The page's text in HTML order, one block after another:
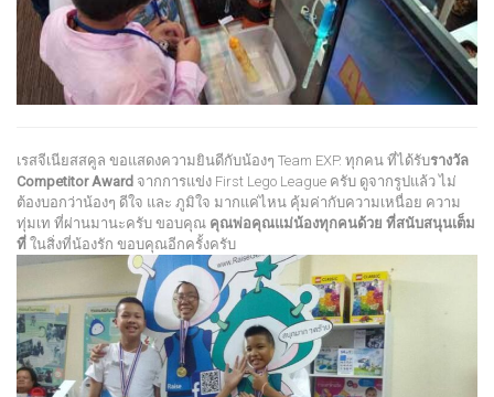
เรสจีเนียสสคูล ขอแสดงความยินดีกับน้องๆ Team EXP. ทุกคน ที่ได้รับรางวัล
Competitor Award จากการแข่ง First Lego League ครับ ดูจากรูปแล้ว ไม่
ต้องบอกว่าน้องๆ ดีใจ และ ภูมิใจ มากแค่ไหน คุ้มค่ากับความเหนื่อย ความ
ทุ่มเท ที่ผ่านมานะครับ ขอบคุณ คุณพ่อคุณแม่น้องทุกคนด้วย ที่สนับสนุนเต็ม
ที่ ในสิ่งที่น้องรัก ขอบคุณอีกครั้งครับ